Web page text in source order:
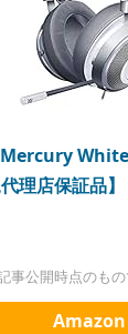
White
理店保証品
事公開時点のも
Amazon